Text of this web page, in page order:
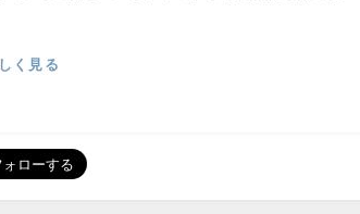
く見る